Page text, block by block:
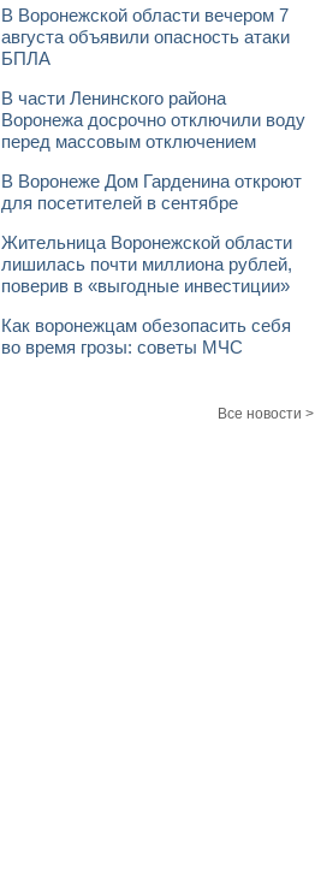
В Воронежской области вечером 7
августа объявили опасность атаки
БПЛА
В части Ленинского района
Воронежа досрочно отключили воду
перед массовым отключением
В Воронеже Дом Гарденина откроют
для посетителей в сентябре
Жительница Воронежской области
лишилась почти миллиона рублей,
поверив в «выгодные инвестиции»
Как воронежцам обезопасить себя
во время грозы: советы МЧС
Все новости >